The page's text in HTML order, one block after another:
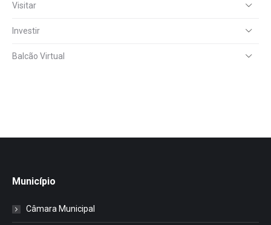
Visitar
Investir
Balcão Virtual
Município
Câmara Municipal